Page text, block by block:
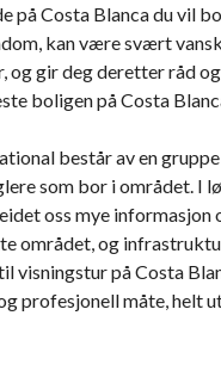
på Costa Blanca du vil
kan være svært
og gir deg deretter råd
boligen på Costa
består av en gruppe
som bor i området. I
oss mye informasjon
området, og
visningstur på Costa
profesjonell måte, helt